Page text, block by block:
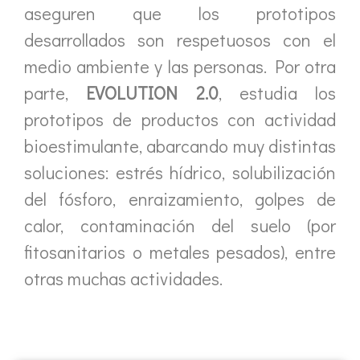
aseguren que los prototipos
desarrollados son respetuosos con el
medio ambiente y las personas. Por otra
parte, EVOLUTION 2.0, estudia los
prototipos de productos con actividad
bioestimulante, abarcando muy distintas
soluciones: estrés hídrico, solubilización
del fósforo, enraizamiento, golpes de
calor, contaminación del suelo (por
fitosanitarios o metales pesados), entre
otras muchas actividades.